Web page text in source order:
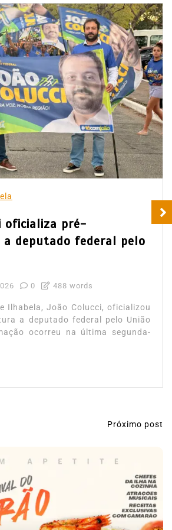
oficializa pré-
deputado federal pelo
0 488 words
Ilhabela, João Colucci, oficializou
a deputado federal pelo União
ocorreu na última segunda-
Próximo post